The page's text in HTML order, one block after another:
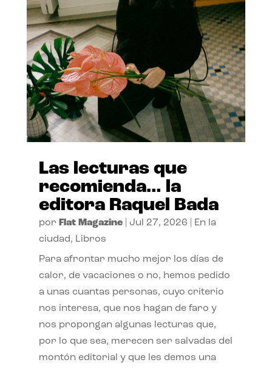
Las lecturas que
recomienda… la
editora Raquel Bada
por Flat Magazine| Jul 27, 2026
En la
ciudad, Libros
Para afrontar mucho mejor los días de
calor, de vacaciones o no, hemos pedido
a unas cuantas personas, cuyo criterio
nos interesa, que nos hagan de faro y
nos propongan algunas lecturas que,
por lo que sea, merecen ser salvadas del
montón editorial y que les demos una